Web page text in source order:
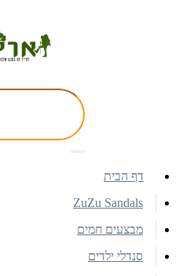
דף הבית
ZuZu Sandals
מבצעים חמים
סנדלי ילדים